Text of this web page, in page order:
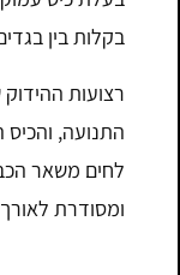
בקלות בין
רצועות
לחים משאר
ומסודרת